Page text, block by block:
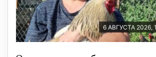
6 АВГУСТА 2026,